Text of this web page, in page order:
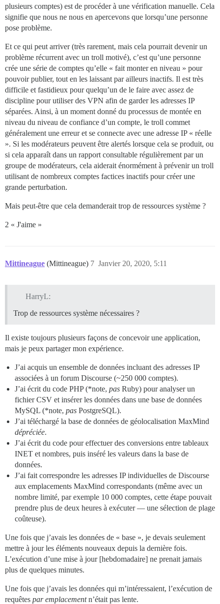
plusieurs comptes) est de procéder à une vérification manuelle. Cela
signifie que nous ne nous en apercevons que lorsqu’une personne
pose problème.
Et ce qui peut arriver (très rarement, mais cela pourrait devenir un
problème récurrent avec un troll motivé), c’est qu’une personne
crée une série de comptes qu’elle « fait monter en niveau » pour
pouvoir publier, tout en les laissant par ailleurs inactifs. Il est très
difficile et fastidieux pour quelqu’un de le faire avec assez de
discipline pour utiliser des VPN afin de garder les adresses IP
séparées. Ainsi, à un moment donné du processus de montée en
niveau du niveau de confiance d’un compte, le troll commet
généralement une erreur et se connecte avec une adresse IP « réelle
». Si les modérateurs peuvent être alertés lorsque cela se produit, ou
si cela apparaît dans un rapport consultable régulièrement par un
groupe de modérateurs, cela aiderait énormément à prévenir un troll
utilisant de nombreux comptes factices inactifs pour créer une
grande perturbation.
Mais peut-être que cela demanderait trop de ressources système ?
2 « J'aime »
Mittineague (Mittineague) Janvier 20, 2020, 5:11
7
HarryL:
Trop de ressources système nécessaires ?
Il existe toujours plusieurs façons de concevoir une application,
mais je peux partager mon expérience.
J’ai acquis un ensemble de données incluant des adresses IP
associées à un forum Discourse (~250 000 comptes).
J’ai écrit du code PHP (*note, pas Ruby) pour analyser un
fichier CSV et insérer les données dans une base de données
MySQL (*note, pas PostgreSQL).
J’ai téléchargé la base de données de géolocalisation MaxMind
dépréciée.
J’ai écrit du code pour effectuer des conversions entre tableaux
INET et nombres, puis inséré les valeurs dans la base de
données.
J’ai fait correspondre les adresses IP individuelles de Discourse
aux emplacements MaxMind correspondants (même avec un
nombre limité, par exemple 10 000 comptes, cette étape pouvait
prendre plus de deux heures à exécuter — une sélection de plage
coûteuse).
Une fois que j’avais les données de « base », je devais seulement
mettre à jour les éléments nouveaux depuis la dernière fois.
L’exécution d’une mise à jour [hebdomadaire] ne prenait jamais
plus de quelques minutes.
Une fois que j’avais les données qui m’intéressaient, l’exécution de
requêtes par emplacementn’était pas lente.